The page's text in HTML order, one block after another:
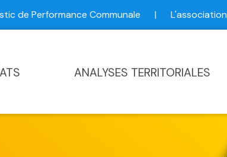
de Performance Communale | L'association
ANALYSES TERRITORIALES